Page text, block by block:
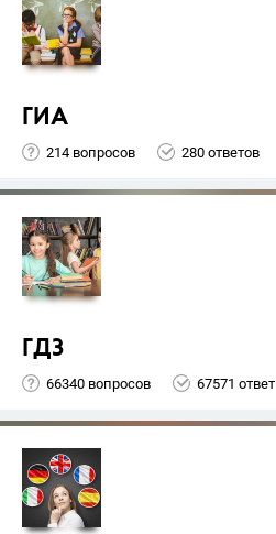
ГИА
214 вопросов 280 ответов
ГДЗ
66340 вопросов 67571 ответ